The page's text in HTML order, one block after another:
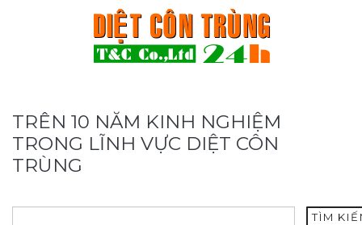
TRÊN 10 NĂM KINH NGHIỆM
TRONG LĨNH VỰC DIỆT CÔN
TRÙNG
TÌM